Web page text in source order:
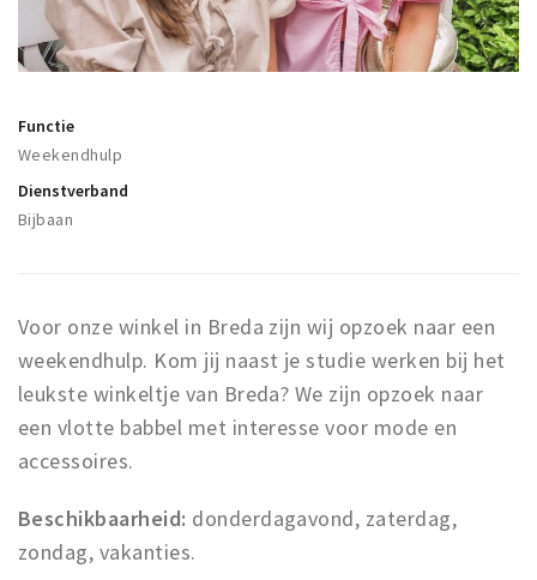
Winkelgebieden
Parkeren
Bezienswaardigheden
Musea, theaters & podia
Uitjes & activiteiten
Baroniepoorten
Sport
Privacy
Functie
Weekendhulp
Dienstverband
Bijbaan
Voor onze winkel in Breda zijn wij opzoek naar een
weekendhulp. Kom jij naast je studie werken bij het
leukste winkeltje van Breda? We zijn opzoek naar
een vlotte babbel met interesse voor mode en
accessoires.
Beschikbaarheid: donderdagavond, zaterdag,
zondag, vakanties.